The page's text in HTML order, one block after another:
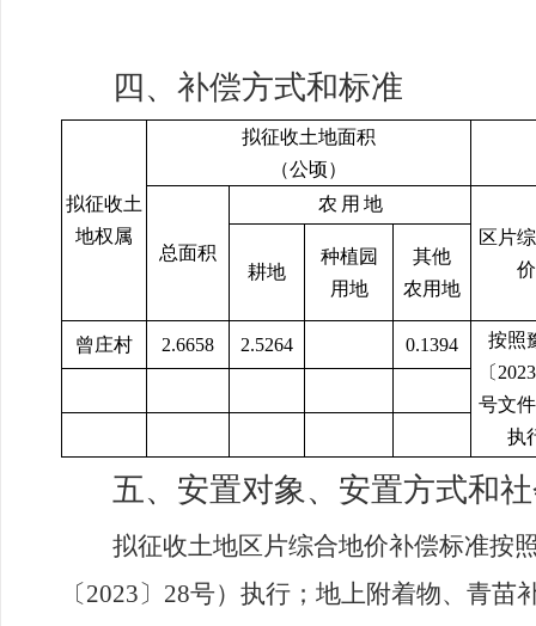
四、补偿方式和标准
拟征收土
地权属
拟征收土地面积
（公顷）
总面积
农 用 地
区片
价
耕地
种植园
用地
其他
农用地
曾庄村 2.6658 2.5264 0.1394
按照
〔 2023
号文
执
五、安置对象、安置方式和
拟征收土地区片综合地价补偿标准按
〔2023〕 28号）执行；地上附着物、青苗